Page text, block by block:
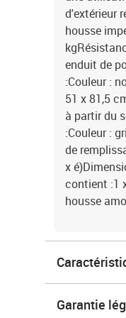
d'extérieur
housse
enduit de
:Couleur :
51 x 81,5
à partir du
:Couleur :
de
x
contient :1
housse
Garantie